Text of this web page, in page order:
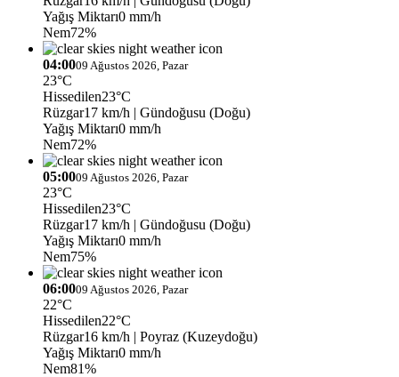
Yağış Miktarı0 mm/h
Nem72%
04:0009 Ağustos 2026, Pazar
23°C
Hissedilen23°C
Rüzgar17 km/h | Gündoğusu (Doğu)
Yağış Miktarı0 mm/h
Nem72%
05:0009 Ağustos 2026, Pazar
23°C
Hissedilen23°C
Rüzgar17 km/h | Gündoğusu (Doğu)
Yağış Miktarı0 mm/h
Nem75%
06:0009 Ağustos 2026, Pazar
22°C
Hissedilen22°C
Rüzgar16 km/h | Poyraz (Kuzeydoğu)
Yağış Miktarı0 mm/h
Nem81%